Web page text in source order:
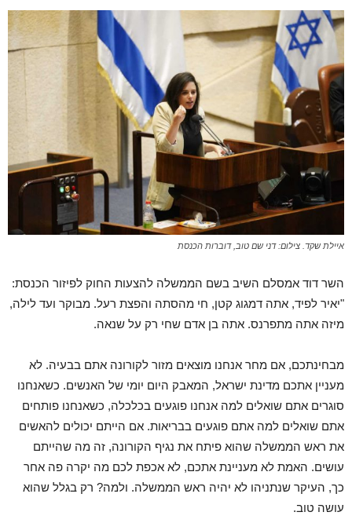
איילת שקד. צילום: דני שם טוב, דוברות הכנסת
השר דוד אמסלם השיב בשם הממשלה להצעות החוק לפיזור הכנסת:
"יאיר לפיד, אתה דמגוג קטן, חי מהסתה והפצת רעל. מבוקר ועד לילה,
מיזה אתה מתפרנס. אתה בן אדם שחי רק על שנאה.
מבחינתכם, אם מחר אנחנו מוצאים מזור לקורונה אתם בבעיה. לא
מעניין אתכם מדינת ישראל, המאבק היום יומי של האנשים. כשאנחנו
סוגרים אתם שואלים למה אנחנו פוגעים בכלכלה, כשאנחנו פותחים
אתם שואלים למה אתם פוגעים בבריאות. אם הייתם יכולים להאשים
את ראש הממשלה שהוא פיתח את נגיף הקורונה, זה מה שהייתם
עושים. האמת לא מעניינת אתכם, לא אכפת לכם מה יקרה פה אחר
כך, העיקר שנתניהו לא יהיה ראש הממשלה. ולמה? רק בגלל שהוא
עושה טוב.